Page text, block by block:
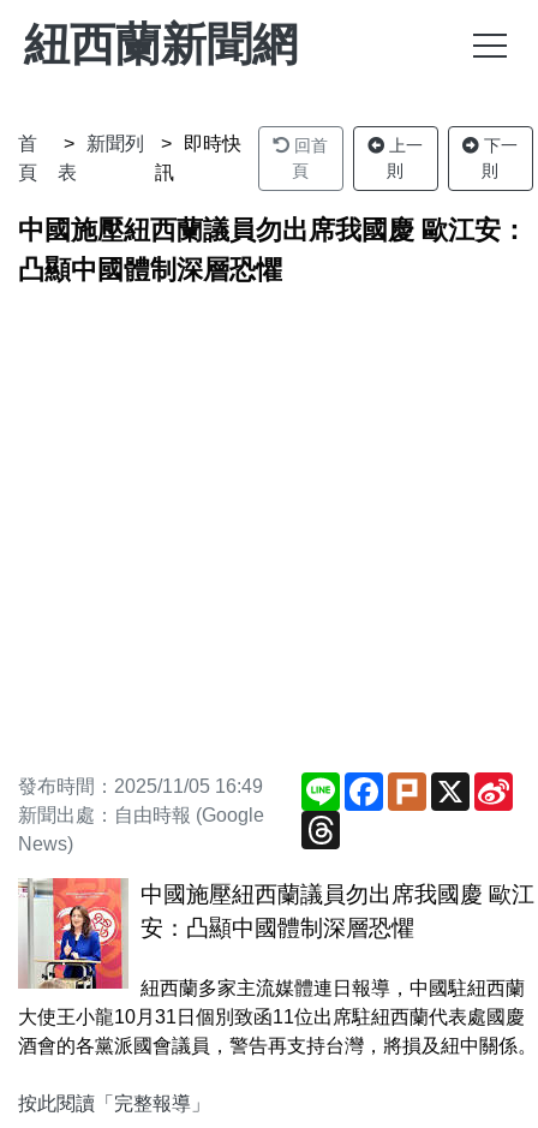
紐西蘭新聞網
首
頁
新聞列
表
即時快
訊
回首
頁
上一
則
下一
則
中國施壓紐西蘭議員勿出席我國慶 歐江安：
凸顯中國體制深層恐懼
發布時間：2025/11/05 16:49
新聞出處：自由時報 (Google
News)
Line Facebook
Plurk X
中國施壓紐西蘭議員勿出席我國慶 歐江
安：凸顯中國體制深層恐懼
紐西蘭多家主流媒體連日報導，中國駐紐西蘭
大使王小龍10月31日個別致函11位出席駐紐西蘭代表處國慶
酒會的各黨派國會議員，警告再支持台灣，將損及紐中關係。
按此閱讀「完整報導」